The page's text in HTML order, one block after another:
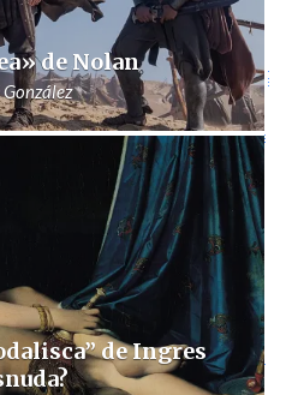
de Nolan
González
de Ingres